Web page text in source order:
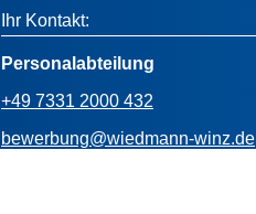
Ihr Kontakt:
Personalabteilung
+49 7331 2000 432
bewerbung@wiedmann-winz.de